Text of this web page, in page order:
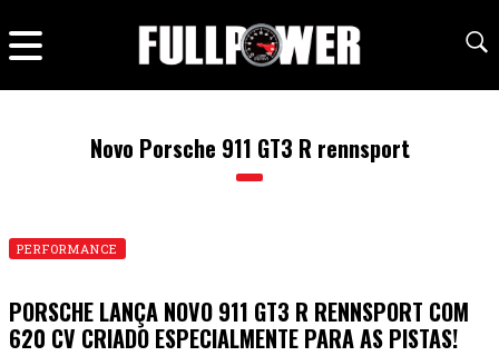
Novo Porsche 911 GT3 R rennsport
PERFORMANCE
PORSCHE LANÇA NOVO 911 GT3 R RENNSPORT COM
620 CV CRIADO ESPECIALMENTE PARA AS PISTAS!